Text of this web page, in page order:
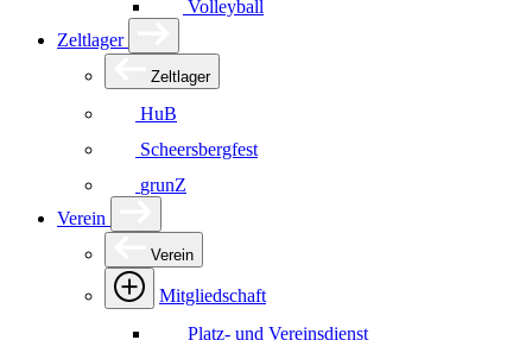
Volleyball
Zeltlager
Zeltlager
HuB
Scheersbergfest
grunZ
Verein
Verein
Mitgliedschaft
Platz- und Vereinsdienst